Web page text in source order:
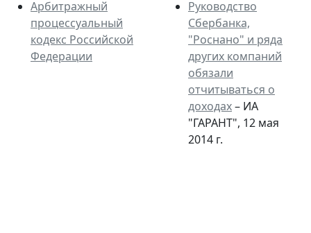
Арбитражный
процессуальный
кодекс Российской
Федерации
Руководство
Сбербанка,
"Роснано" и ряда
других компаний
обязали
отчитываться о
доходах– ИА
"ГАРАНТ", 12 мая
2014 г.